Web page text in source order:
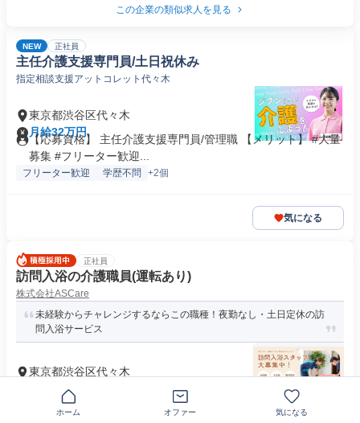
この企業の類似求人を見る
NEW 正社員
主任介護支援専門員/土日祝休み
指定相談支援アットコレット代々木
東京都渋谷区代々木
月給32万円
【応募資格】 主任介護支援専門員/管理職 【メリット】 #大量
募集 #フリーター歓迎...
フリーター歓迎 学歴不問 +2個
気になる
正社員
訪問入浴の介護職員(運転あり)
株式会社ASCare
未経験からチャレンジするならこの職種！夜勤なし・土日定休の訪
問入浴サービス
東京都渋谷区代々木
月給26万5000円以上
資格・経験 普通自動車免許（AT限定可） 【無資格・未経験で
も大丈夫！介護業界経験者の...
ホーム オファー 気になる